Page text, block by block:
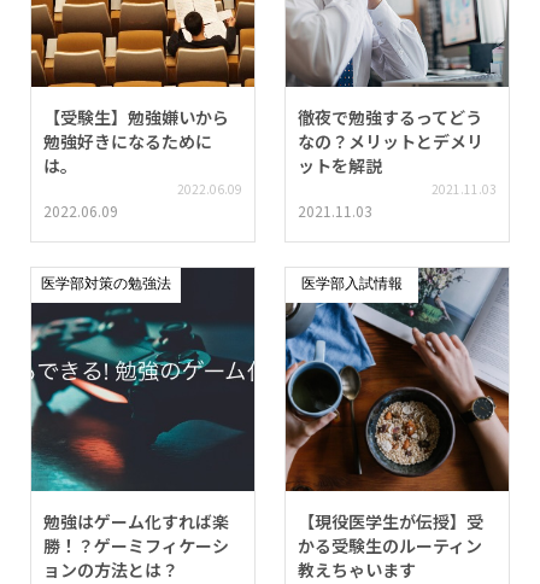
【受験生】勉強嫌いから
勉強好きになるために
は。
2022.06.09
2022.06.09
徹夜で勉強するってどう
なの？メリットとデメリ
ットを解説
2021.11.03
2021.11.03
医学部対策の勉強法
勉強はゲーム化すれば楽
勝！？ゲーミフィケーシ
ョンの方法とは？
医学部入試情報
【現役医学生が伝授】受
かる受験生のルーティン
教えちゃいます